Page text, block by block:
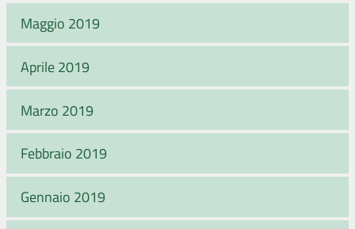
Maggio 2019
Aprile 2019
Marzo 2019
Febbraio 2019
Gennaio 2019